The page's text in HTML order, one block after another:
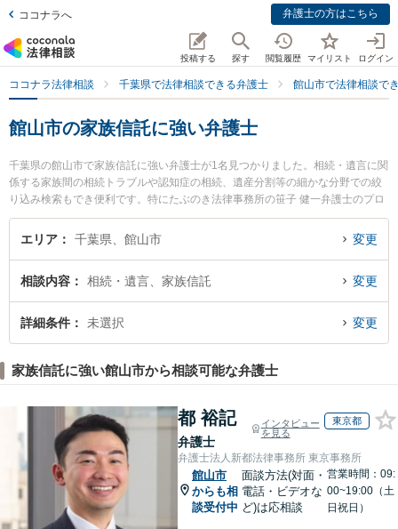
ココナラへ 弁護士の方はこちら
投稿する 探す 閲覧履歴 マイリスト ログイン
ココナラ法律相談 千葉県で法律相談できる弁護士 館山市で法律相談で
館山市の家族信託に強い弁護士
千葉県の館山市で家族信託に強い弁護士が1名見つかりました。相続・遺言に関
係する家族間の相続トラブルや認知症の相続、遺産分割等の細かな分野での絞
り込み検索もでき便利です。特にたぶのき法律事務所の笹子 健一弁護士のプロ
フィール情報や弁護士費用、強みなどが注目されています。『館山市で土日や
夜間に発生した家族信託のトラブルを今すぐに弁護士に相談したい』『家族信
の相談者さんにおすすめです。
エリア 千葉県、館山市 変更
相談内容 相続・遺言、家族信託 変更
詳細条件 未選択 変更
家族信託に強い館山市から相談可能な弁護士
都 裕記
弁護士
インタビュー
を見る
東京都
弁護士法人新都法律事務所 東京事務所
館山市
からも相
談受付中
面談方法(対面・
電話・ビデオな
ど)は応相談
営業時間：09:
00~19:00（土
日祝日）